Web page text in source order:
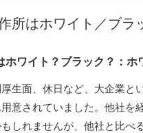
所はホワイト／ブラ
ホワイト？ブラック？：ホ
生面、休日など、大企業と
意されていました。他社を
しれませんが、他社と比べ